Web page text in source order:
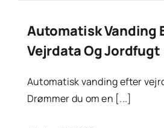
Automatisk Vanding
Vejrdata Og Jordfugt
Automatisk vanding efter
Drømmer du om en [...]